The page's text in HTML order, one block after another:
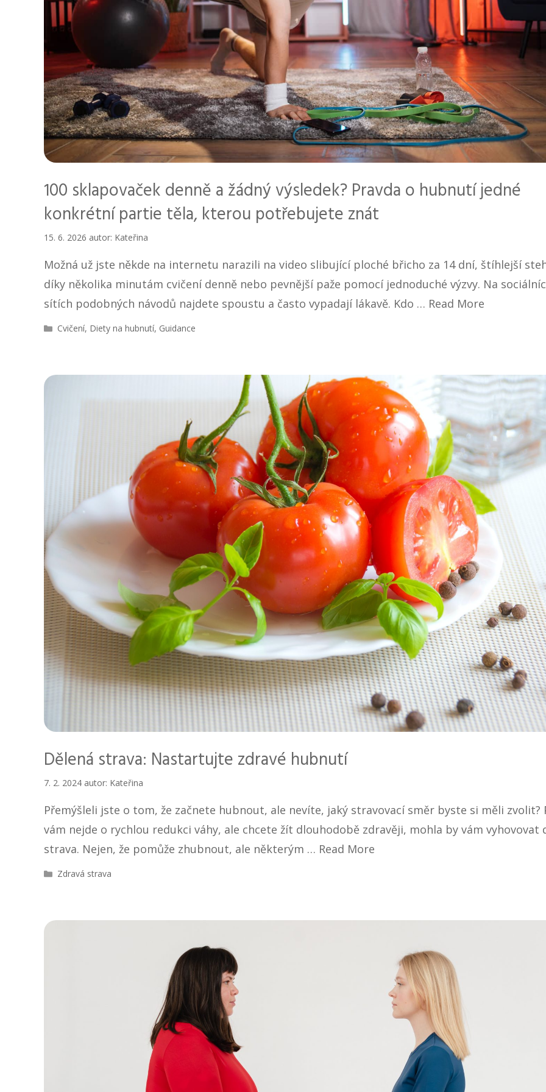
100 sklapovaček denně a žádný výsledek? Pravda o hubnutí jedné
konkrétní partie těla, kterou potřebujete znát
15. 6. 2026 autor: Kateřina
Možná už jste někde na internetu narazili na video slibující ploché břicho za 14 dní, štíhlejší
díky několika minutám cvičení denně nebo pevnější paže pomocí jednoduché výzvy. Na
sítích podobných návodů najdete spoustu a často vypadají lákavě. Kdo … Read More
R
Cvičení, Diety na hubnutí, Guidance
Dělená strava: Nastartujte zdravé hubnutí
7. 2. 2024 autor: Kateřina
Přemýšleli jste o tom, že začnete hubnout, ale nevíte, jaký stravovací směr byste si měli zvolit?
vám nejde o rychlou redukci váhy, ale chcete žít dlouhodobě zdravěji, mohla by vám vyhovovat
strava. Nejen, že pomůže zhubnout, ale některým … Read More
R
Zdravá strava